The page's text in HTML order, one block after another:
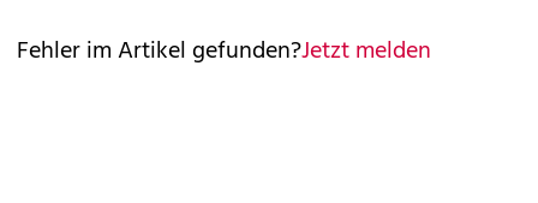
Fehler im Artikel gefunden?Jetzt melden